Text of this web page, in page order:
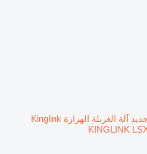
جديد آلة الغربلة الهزازة Kinglink
KINGLINK